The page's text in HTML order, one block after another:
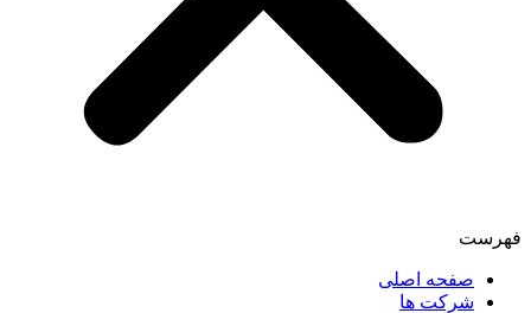
فهرست
صفحه اصلی
شرکت ها